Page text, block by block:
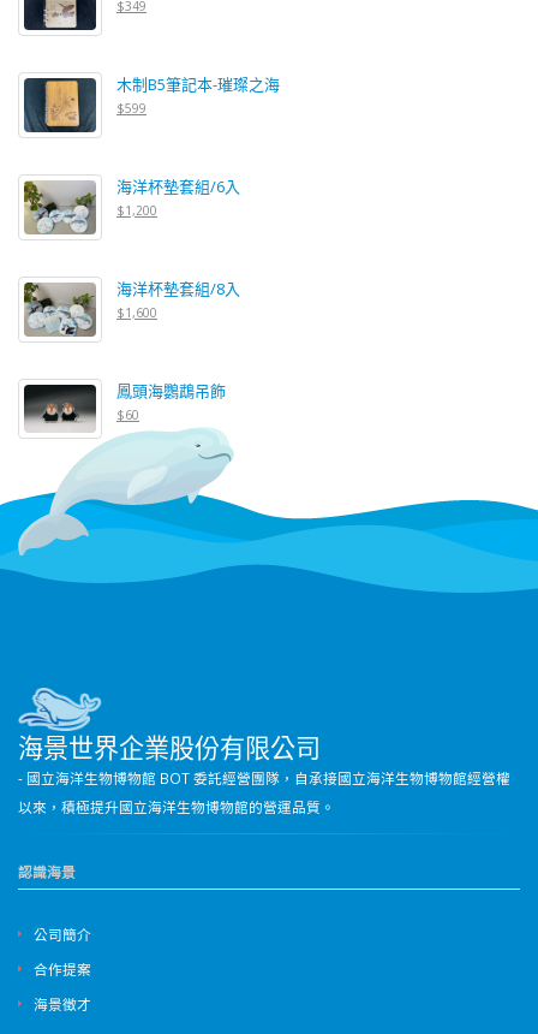
$349
木制B5筆記本-璀璨之海
$599
海洋杯墊套組/6入
$1,200
海洋杯墊套組/8入
$1,600
鳳頭海鸚鵡吊飾
$60
海景世界企業股份有限公司
- 國立海洋生物博物館 BOT 委託經營團隊，自承接國立海洋生物博物館經營權
以來，積極提升國立海洋生物博物館的營運品質。
認識海景
公司簡介
合作提案
海景徵才